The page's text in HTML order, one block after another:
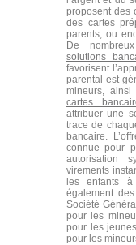
proposent des
des cartes
parents, ou
De
solutions
favorisent
parental est
mineurs,
cartes
attribuer une
trace de
bancaire.
connue pour
autorisation
virements
les enfants
également
Société
pour les
pour les
pour les